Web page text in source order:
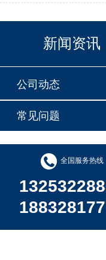
新闻资讯
公司动态
常见问题
全国服务热线